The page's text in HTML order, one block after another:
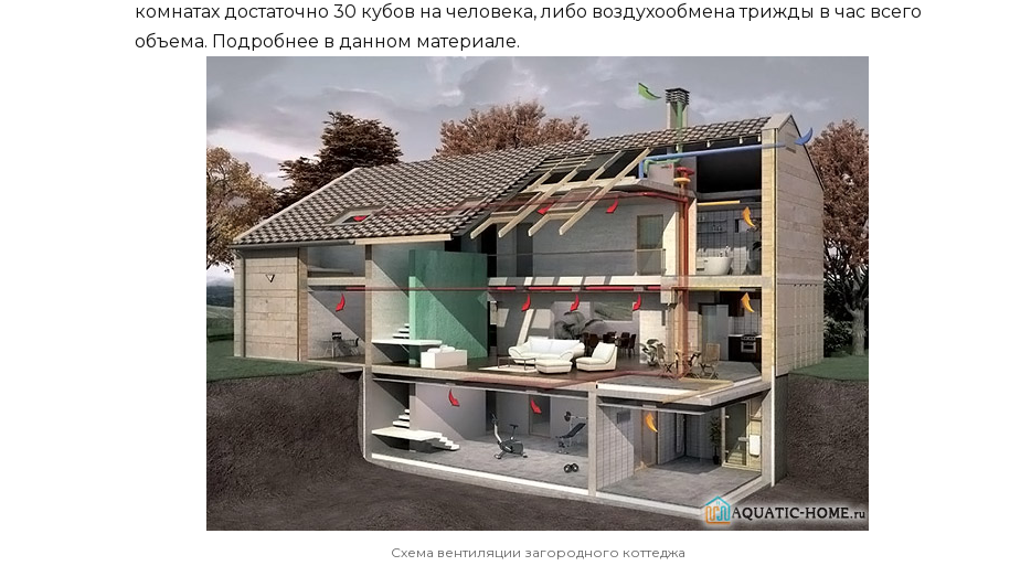
комнатах достаточно 30 кубов на человека, либо воздухообмена трижды в час всего
объема. Подробнее в данном материале.
Схема вентиляции загородного коттеджа